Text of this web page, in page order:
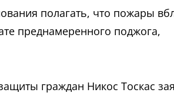
полагать, что пожары
преднамеренного поджога,
граждан Никос Тоскас